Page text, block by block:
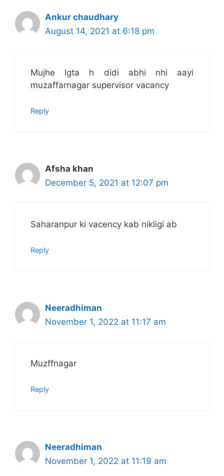
Ankur chaudhary
August 14, 2021 at 6:18 pm
Mujhe lgta h didi abhi nhi aayi
muzaffarnagar supervisor vacancy
Reply
Afsha khan
December 5, 2021 at 12:07 pm
Saharanpur ki vacency kab nikligi ab
Reply
Neeradhiman
November 1, 2022 at 11:17 am
Muzffnagar
Reply
Neeradhiman
November 1, 2022 at 11:19 am